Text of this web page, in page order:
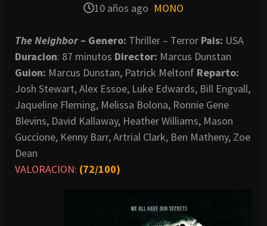
10 años ago MONO
The Neighbor– Genero: Thriller – Terror Pais: USA
Duracion: 87 minutos Director: Marcus Dunstan
Guion: Marcus Dunstan, Patrick Meltonf Reparto:
Josh Stewart, Alex Essoe, Luke Edwards, Bill Engvall,
Jaqueline Fleming, Melissa Bolona, Ronnie Gene
Blevins, David Kallaway, Heather Williams, Mason
Guccione, Kenny Barr, Artrial Clark, Ben Matheny, Zoe
Dean
VALORACION: (72/100)